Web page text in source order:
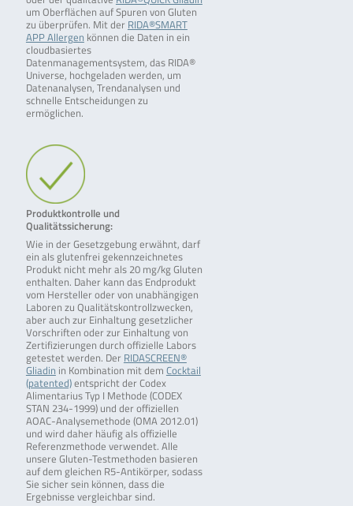
um Oberflächen auf Spuren von Gluten
zu überprüfen. Mit der RIDA®SMART
APP Allergen können die Daten in ein
cloudbasiertes
Datenmanagementsystem, das RIDA®
Universe, hochgeladen werden, um
Datenanalysen, Trendanalysen und
schnelle Entscheidungen zu
ermöglichen.
Produktkontrolle und
Qualitätssicherung:
Wie in der Gesetzgebung erwähnt, darf
ein als glutenfrei gekennzeichnetes
Produkt nicht mehr als 20 mg/kg Gluten
enthalten. Daher kann das Endprodukt
vom Hersteller oder von unabhängigen
Laboren zu Qualitätskontrollzwecken,
aber auch zur Einhaltung gesetzlicher
Vorschriften oder zur Einhaltung von
Zertifizierungen durch offizielle Labors
getestet werden. Der RIDASCREEN®
Gliadin in Kombination mit dem Cocktail
(patented)entspricht der Codex
Alimentarius Typ I Methode (CODEX
STAN 234-1999) und der offiziellen
AOAC-Analysemethode (OMA 2012.01)
und wird daher häufig als offizielle
Referenzmethode verwendet. Alle
unsere Gluten-Testmethoden basieren
auf dem gleichen R5-Antikörper, sodass
Sie sicher sein können, dass die
Ergebnisse vergleichbar sind.